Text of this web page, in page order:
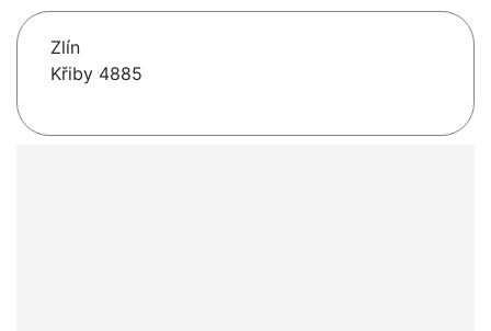
Zlín
Křiby 4885